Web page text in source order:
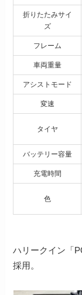
折りたたみサイ
ズ
フレーム
車両重量
アシストモード
変速
タイヤ
バッテリー容量
充電時間
色
ハリークイン「
採用。